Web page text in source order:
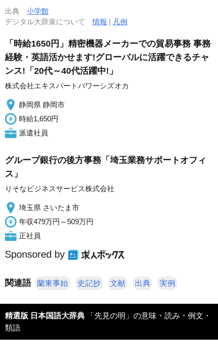
出典 小学館
デジタル大辞泉について情報 | 凡例
「時給1650円」精密機器メーカーでの貿易事務 事務
経験・英語活かせます!グローバルに活躍できるチャ
ンス!「20代～40代活躍中!」
株式会社エキスパートパワーシズオカ
静岡県 静岡市
時給1,650円
派遣社員
グループ銀行の後方事務「埼玉業務サポートオフィ
ス」
りそなビジネスサービス株式会社
埼玉県 さいたま市
年収479万円～509万円
正社員
Sponsored by
関連語 蘭東事始 史記抄 文献 出典 実例
精選版 日本国語大辞典
類語